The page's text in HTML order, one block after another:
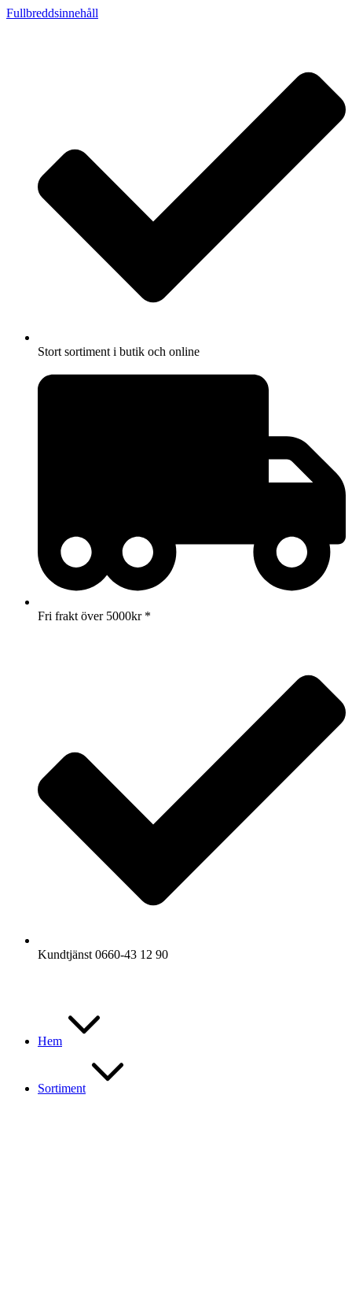
Fullbreddsinnehåll
Stort sortiment i butik och online
Fri frakt över 5000kr *
Kundtjänst 0660-43 12 90
Hem
Sortiment